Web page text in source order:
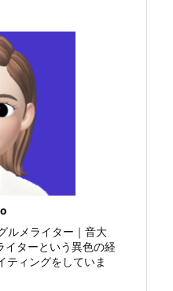
ルメライター｜音大
ターという異色の経
ティングをしていま